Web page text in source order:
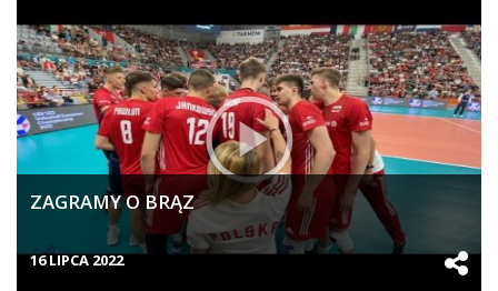
ZAGRAMY O BRĄZ
16 LIPCA 2022